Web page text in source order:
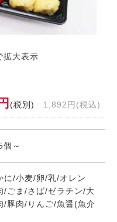
拡大表示
(税別) 1,892円(税込)
～
に/小麦/卵/乳/オレン
/ごま/さば/ゼラチン/大
/豚肉/りんご/魚醤(魚介